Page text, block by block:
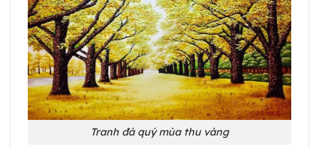
Tranh đá quý mùa thu vàng